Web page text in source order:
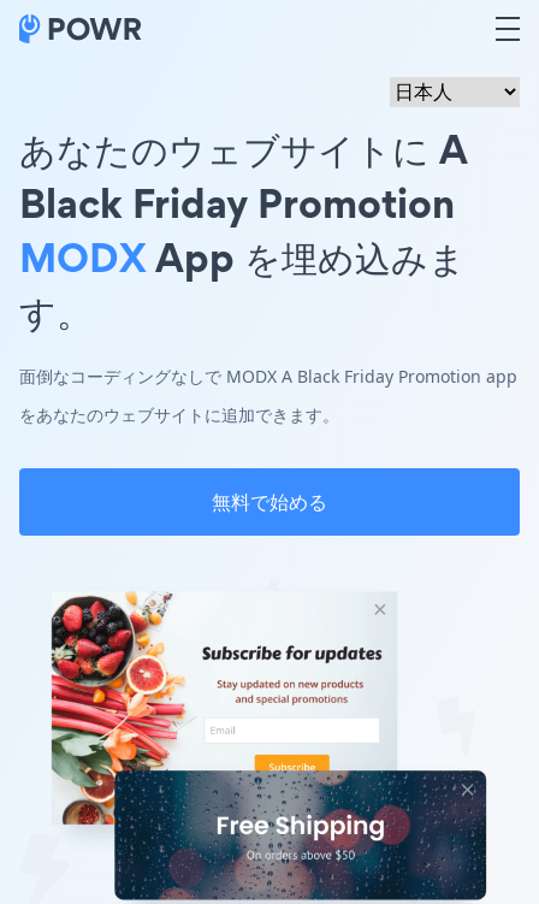
あなたのウェブサイトに A
Black Friday Promotion
MODXApp を埋め込みま
す。
面倒なコーディングなしで MODX A Black Friday Promotion app
をあなたのウェブサイトに追加できます。
無料で始める